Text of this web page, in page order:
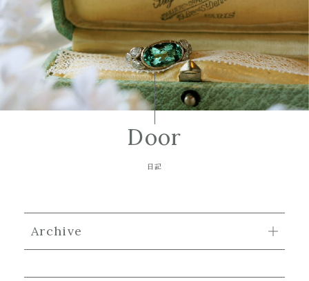
Door
日記
Archive